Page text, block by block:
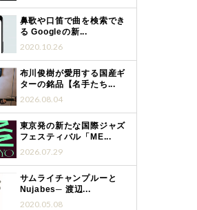
鼻歌や口笛で曲を検索でき
る Googleの新...
2020.10.26
布川俊樹が愛用する国産ギ
ターの銘品【名手たち...
2026.08.04
東京発の新たな国際ジャズ
フェスティバル「ME...
2026.07.29
サムライチャンプルーと
Nujabes─ 渡辺...
2020.05.08